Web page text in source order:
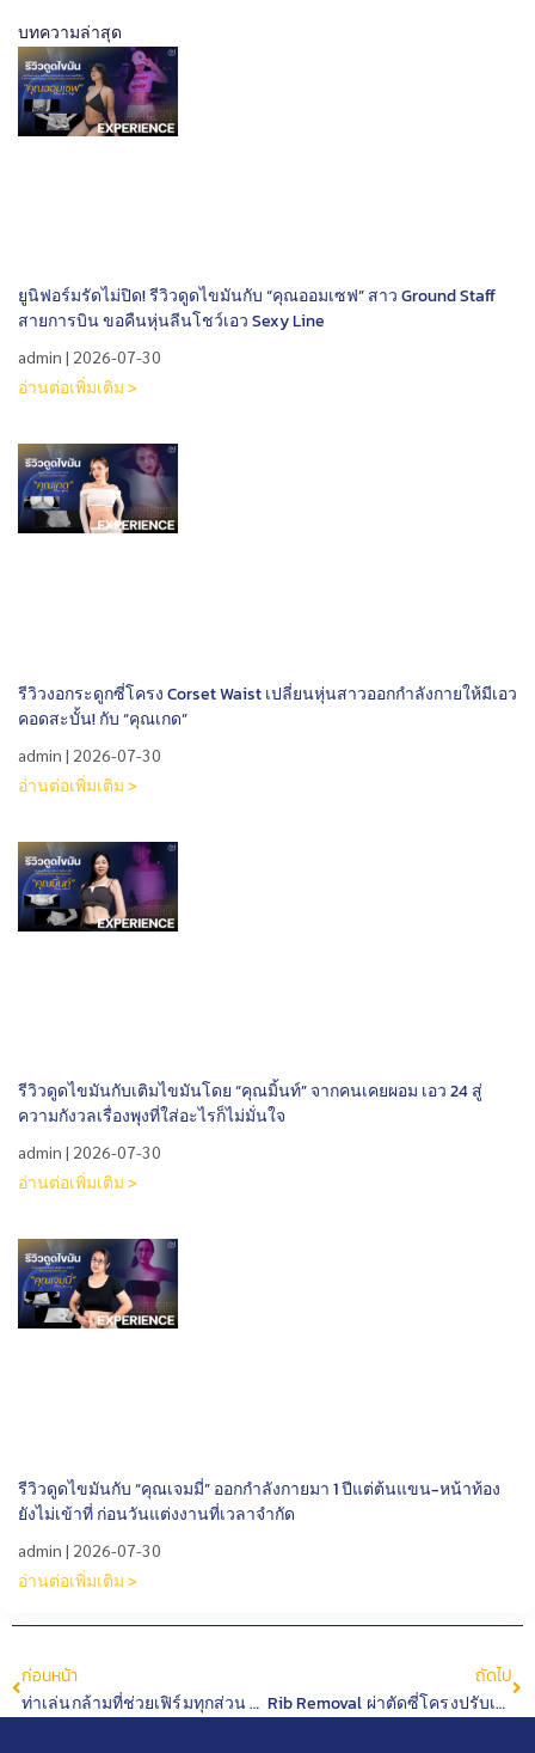
บทความล่าสุด
ยูนิฟอร์มรัดไม่ปิด! รีวิวดูดไขมันกับ “คุณออมเซฟ” สาว Ground Staff
สายการบิน ขอคืนหุ่นลีนโชว์เอว Sexy Line
admin 2026-07-30
อ่านต่อเพิ่มเติม >
รีวิวงอกระดูกซี่โครง Corset Waist เปลี่ยนหุ่นสาวออกกำลังกายให้มีเอว
คอดสะบั้น! กับ “คุณเกด”
admin 2026-07-30
อ่านต่อเพิ่มเติม >
รีวิวดูดไขมันกับเติมไขมันโดย “คุณมิ้นท์” จากคนเคยผอม เอว 24 สู่
ความกังวลเรื่องพุงที่ใส่อะไรก็ไม่มั่นใจ
admin 2026-07-30
อ่านต่อเพิ่มเติม >
รีวิวดูดไขมันกับ “คุณเจมมี่” ออกกำลังกายมา 1 ปีแต่ต้นแขน-หน้าท้อง
ยังไม่เข้าที่ ก่อนวันแต่งงานที่เวลาจำกัด
admin 2026-07-30
อ่านต่อเพิ่มเติม >
ก่อนหน้า
ท่าเล่นกล้ามที่ช่วยเฟิร์มทุกส่วน ผู้ชาย-ผู้หญิงทำได้ แม้เป็นมือใหม่!
ถัดไป
Rib Removal ผ่าตัดซี่โครงปรับเอวคอด อันตรายไหม? ทำความเข้าใจก่อนทำ